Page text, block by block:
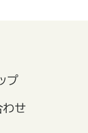
プ
わせ